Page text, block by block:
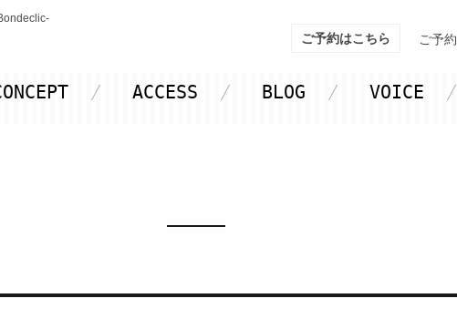
ご予約はこちら ご予約
ACCESS BLOG VOICE